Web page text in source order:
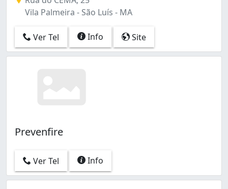
Vila Palmeira - São Luís - MA
Ver Tel Info Site
Prevenfire
Ver Tel Info